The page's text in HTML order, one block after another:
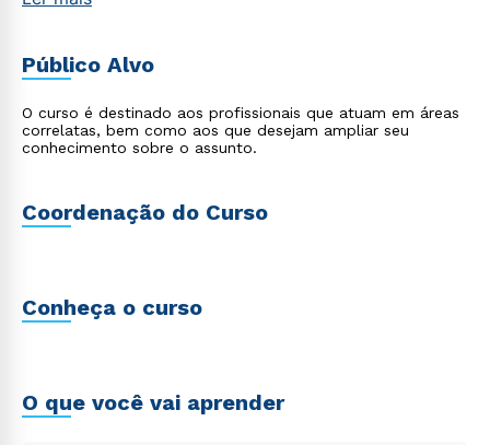
Público Alvo
O curso é destinado aos profissionais que atuam em áreas
correlatas, bem como aos que desejam ampliar seu
conhecimento sobre o assunto.
Coordenação do Curso
Conheça o curso
O que você vai aprender